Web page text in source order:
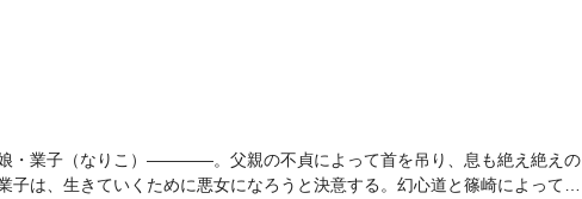
・業子（なりこ）――――。父親の不貞によって首を吊り、息も絶え絶えの
は、生きていくために悪女になろうと決意する。幻心道と篠崎によって曙